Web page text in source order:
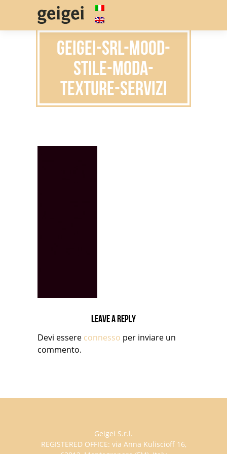
geigei-srl-mood-
stile-moda-
texture-servizi
Leave a reply
Devi essere connesso per inviare un
commento.
Geigei S.r.l.
REGISTERED OFFICE: via Anna Kuliscioff 16,